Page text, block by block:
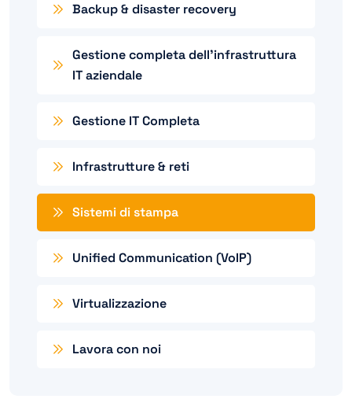
Backup & disaster recovery
Gestione completa dell’infrastruttura
IT aziendale
Gestione IT Completa
Infrastrutture & reti
Sistemi di stampa
Unified Communication (VoIP)
Virtualizzazione
Lavora con noi